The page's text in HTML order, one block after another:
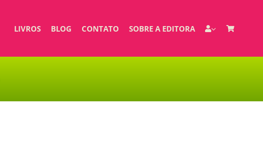
LIVROS BLOG CONTATO SOBRE A EDITORA